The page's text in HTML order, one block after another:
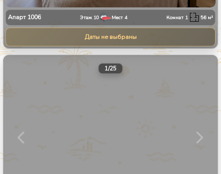
Апарт 1006 Этаж 10 Мест 4 Комнат 1 56м²
Даты не выбраны
1/25